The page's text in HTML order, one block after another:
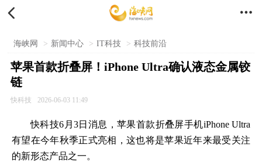
 
海峡网 > 新闻中心 > IT科技 > 科技前沿
苹果首款折叠屏！iPhone Ultra确认液态金属铰
链
快科技 2026-06-03 11:49
快科技6月3日消息，苹果首款折叠屏手机iPhone Ultra
有望在今年秋季正式亮相，这也将是苹果近年来最受关注
的新形态产品之一。